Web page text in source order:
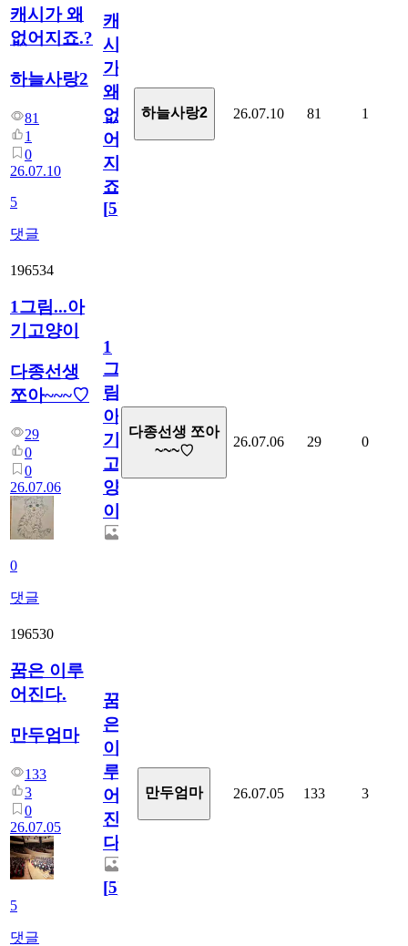
캐시가 왜
없어지죠.?
하늘사랑2
81
1
0
26.07.10
5
댓글
캐
시
가
왜
없
어
지
죠.?
[5]
하늘사랑2 26.07.10 81 1
196534
1그림...아
기고양이
다종선생
쪼아~~~♡
29
0
0
26.07.06
0
댓글
1
그
림...
아
기
고
양
이
다종선생 쪼아
~~~♡
26.07.06 29 0
196530
꿈은 이루
어진다.
만두엄마
133
3
0
26.07.05
5
댓글
꿈
은
이
루
어
진
다.
[5]
만두엄마 26.07.05 133 3